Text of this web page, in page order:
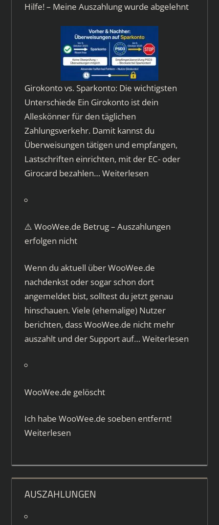
Hilfe! – Meine Auszahlung wurde abgelehnt
Girokonto vs. Sparkonto: Die wichtigsten
Unterschiede Ein Girokonto ist dein
Alleskönner für den täglichen
Zahlungsverkehr. Damit kannst du
Überweisungen tätigen und empfangen,
Lastschriften einrichten, mit der EC- oder
Girocard bezahlen… Weiterlesen
⚠️ WooWee.de Betrug – Auszahlungen
erfolgen nicht
Wenn du aktuell über WooWee.de
nachdenkst oder sogar schon dort
angemeldet bist, solltest du jetzt genau
hinschauen. Viele (ehemalige) Nutzer
berichten, dass WooWee.de nicht mehr
auszahlt und der Support auf… Weiterlesen
WooWee.de gelöscht
Ich habe WooWee.de soeben entfernt!
Weiterlesen
AUSZAHLUNGEN